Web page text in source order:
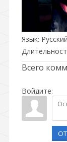
Язык: Русский
Всего
Войдите: